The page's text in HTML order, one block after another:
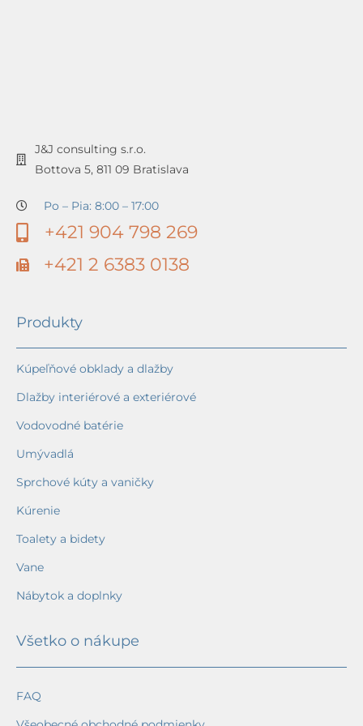
J&J consulting s.r.o.
Bottova 5, 811 09 Bratislava
Po – Pia: 8:00 – 17:00
+421 904 798 269
+421 2 6383 0138
Produkty
Kúpeľňové obklady a dlažby
Dlažby interiérové a exteriérové
Vodovodné batérie
Umývadlá
Sprchové kúty a vaničky
Kúrenie
Toalety a bidety
Vane
Nábytok a doplnky
Všetko o nákupe
FAQ